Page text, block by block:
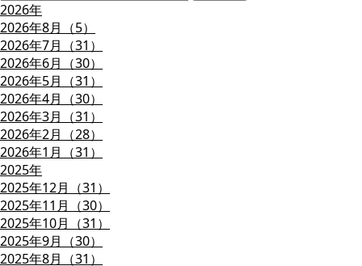
2026年
2026年8月（5）
2026年7月（31）
2026年6月（30）
2026年5月（31）
2026年4月（30）
2026年3月（31）
2026年2月（28）
2026年1月（31）
2025年
2025年12月（31）
2025年11月（30）
2025年10月（31）
2025年9月（30）
2025年8月（31）